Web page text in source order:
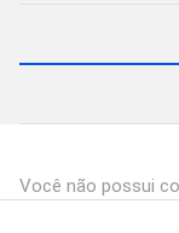
Você não possui